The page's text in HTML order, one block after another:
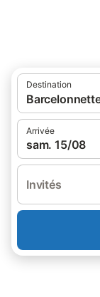
Destination
Arrivée
sam. 15/08
Invités